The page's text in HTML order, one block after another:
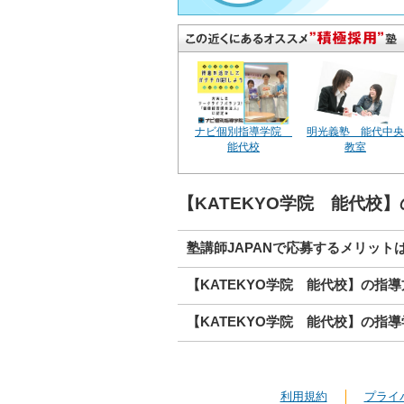
ナビ個別指導学院
能代校
明光義塾 能代中央
教室
【KATEKYO学院 能代校】
塾講師JAPANで応募するメリット
【KATEKYO学院 能代校】の指導
【KATEKYO学院 能代校】の指導
利用規約 プライ